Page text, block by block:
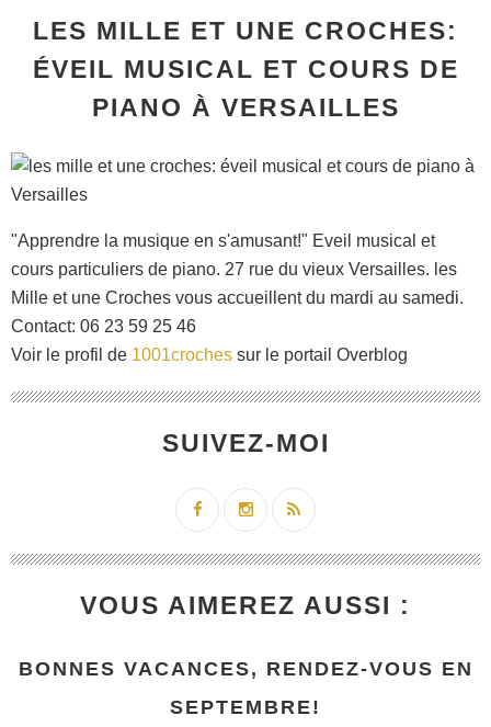
LES MILLE ET UNE CROCHES:
ÉVEIL MUSICAL ET COURS DE
PIANO À VERSAILLES
"Apprendre la musique en s'amusant!" Eveil musical et
cours particuliers de piano. 27 rue du vieux Versailles. les
Mille et une Croches vous accueillent du mardi au samedi.
Contact: 06 23 59 25 46
Voir le profil de 1001croches sur le portail Overblog
SUIVEZ-MOI
VOUS AIMEREZ AUSSI :
BONNES VACANCES, RENDEZ-VOUS EN
SEPTEMBRE!